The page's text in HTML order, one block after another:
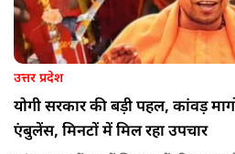
उत्तर प्रदेश
योगी सरकार की बड़ी पहल, कांवड़
एंबुलेंस, मिनटों में मिल रहा उपचार